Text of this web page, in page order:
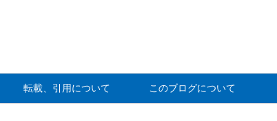
転載、引用について このブログについて